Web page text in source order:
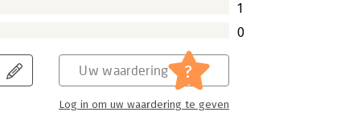
1
0
Uw waardering ?
Log in om uw waardering te geven